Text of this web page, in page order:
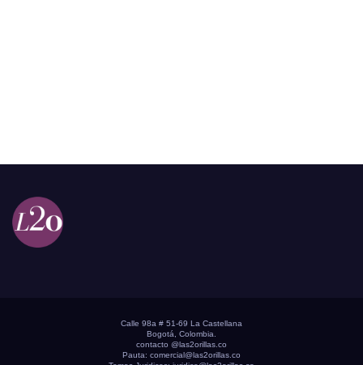
Calle 98a # 51-69 La Castellana
Bogotá, Colombia.
contacto @las2orillas.co
Pauta: comercial@las2orillas.co